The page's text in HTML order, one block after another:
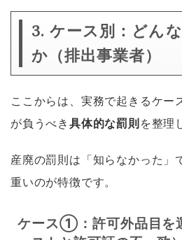
3. ケース別：どん
か（排出事業者）
ここからは、実務で起きるケー
が負うべき 具体的な罰則 を整理
産廃の罰則は「知らなかった」
重いのが特徴です。
ケース①：許可外品目を